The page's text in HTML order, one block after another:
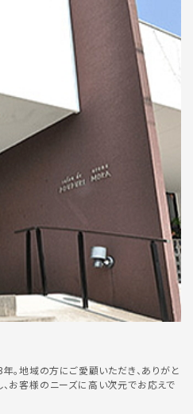
。地域の方にご愛顧いただき、ありがと
、お客様のニーズに高い次元でお応えで